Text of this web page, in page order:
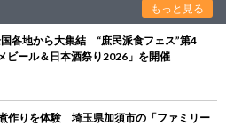
もっと見る
各地から大集結 “庶民派食フェス”第4
ビール＆日本酒祭り2026」を開催
作りを体験 埼玉県加須市の「ファミリー